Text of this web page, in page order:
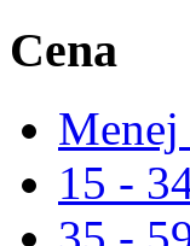
Cena
Menej
15 -